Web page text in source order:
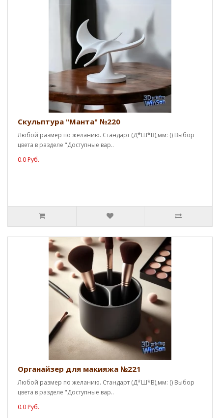
Скульптура "Манта" №220
Любой размер по желанию. Стандарт (Д*Ш*В),мм: () Выбор
цвета в разделе "Доступные вар..
0.0 Руб.
Органайзер для макияжа №221
Любой размер по желанию. Стандарт (Д*Ш*В),мм: () Выбор
цвета в разделе "Доступные вар..
0.0 Руб.